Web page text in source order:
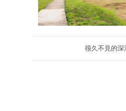
很久不見的深